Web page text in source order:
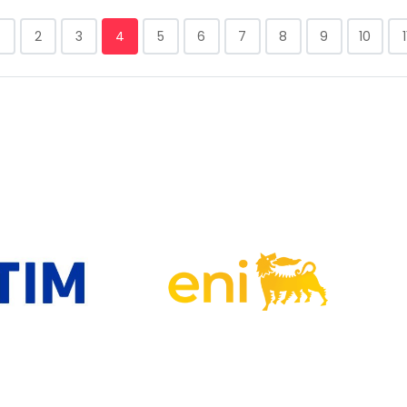
2 3 4 5 6 7 8 9 10